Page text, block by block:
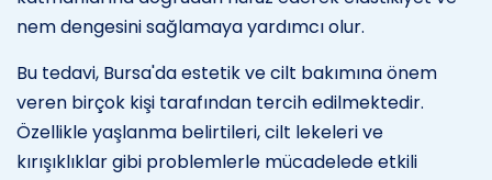
nem dengesini sağlamaya yardımcı olur.
Bu tedavi, Bursa'da estetik ve cilt bakımına önem
veren birçok kişi tarafından tercih edilmektedir.
Özellikle yaşlanma belirtileri, cilt lekeleri ve
kırışıklıklar gibi problemlerle mücadelede etkili